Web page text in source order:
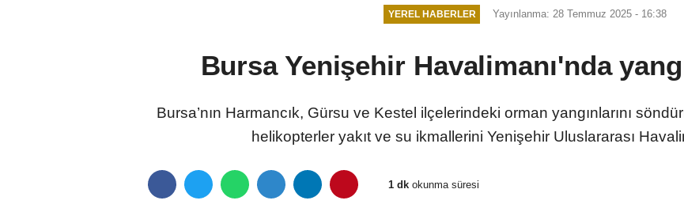
YEREL HABERLER Yayınlanma: 28 Temmuz 2025 - 16:38
Bursa Yenişehir Havalimanı'nda
Bursa’nın Harmancık, Gürsu ve Kestel ilçelerindeki orman yangınlarını
helikopterler yakıt ve su ikmallerini Yenişehir Uluslararası
1 dk okunma süresi